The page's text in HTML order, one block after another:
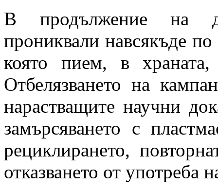
В продължение на
прониквали навсякъде
която пием, в
Отбелязването на
нарастващите научни
замърсяването с
рециклирането,
отказването от употреба